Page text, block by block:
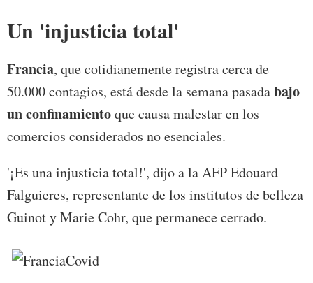
Un 'injusticia total'
Francia, que cotidianemente registra cerca de
50.000 contagios, está desde la semana pasadabajo
un confinamientoque causa malestar en los
comercios considerados no esenciales.
'¡Es una injusticia total!', dijo a la AFP Edouard
Falguieres, representante de los institutos de belleza
Guinot y Marie Cohr, que permanece cerrado.